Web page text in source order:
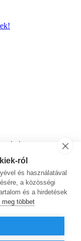
telefonszámon:
ról
és használatával
a közösségi
és a hirdetések
meg többet